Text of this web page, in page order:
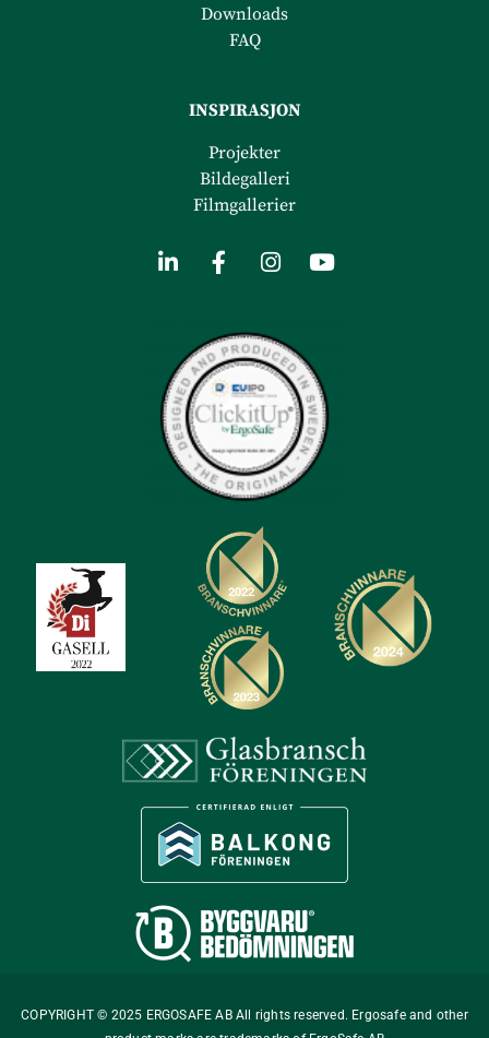
Downloads
FAQ
INSPIRASJON
Projekter
Bildegalleri
Filmgallerier
COPYRIGHT © 2025 ERGOSAFE AB All rights reserved. Ergosafe and other